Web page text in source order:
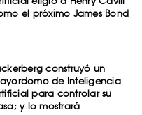
el próximo James Bond
construyó un
de Inteligencia
para controlar su
y lo mostrará